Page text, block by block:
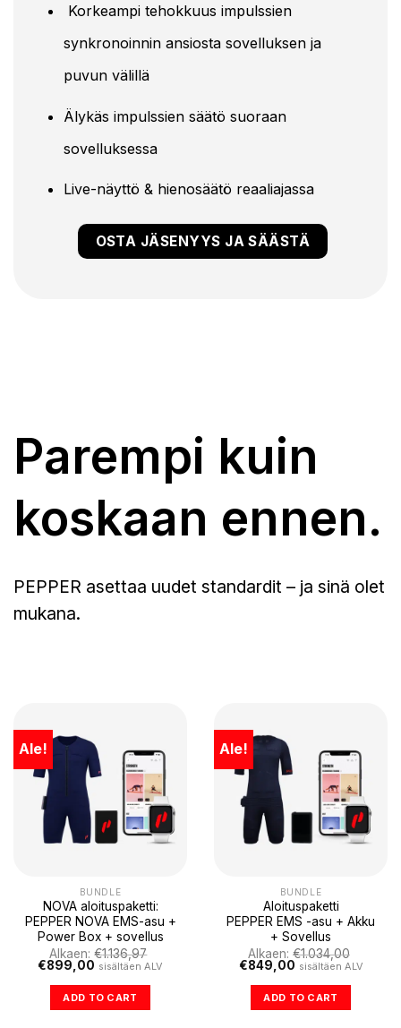
Korkeampi tehokkuus impulssien
synkronoinnin ansiosta sovelluksen ja
puvun välillä
Älykäs impulssien säätö suoraan
sovelluksessa
Live-näyttö & hienosäätö reaaliajassa
OSTA JÄSENYYS JA SÄÄSTÄ
Parempi kuin
koskaan ennen.
PEPPER asettaa uudet standardit – ja sinä olet
mukana.
Ale!
BUNDLE
NOVA aloituspaketti:
PEPPER NOVA EMS-asu +
Power Box + sovellus
Alkaen:€1.136,97
Alkuperäinen
oli:
€1.136,97.
€899,00 Nykyinen
on:
€899,00.
sisältäen ALV
ADD TO CART
Ale!
BUNDLE
Aloituspaketti
PEPPER EMS -asu + Akku
+ Sovellus
Alkaen: €1.034,00
Alkuperäinen
oli:
€1.034,00.
€849,00Nykyinen
on:
€849,00.
sisältäen ALV
ADD TO CART